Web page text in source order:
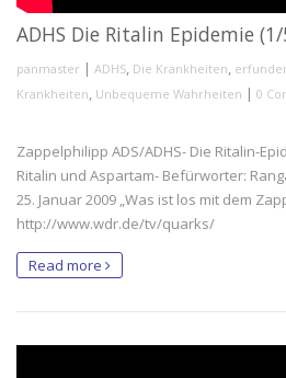
ADHS Die Ritalin Epidemie (1/
panmaster | ADHS, Die Krankheiten,
Krankheiten, Unbequeme Wahrheiten | 0
Zappelphilipp ADS/ADHS- Die Ritalin-
Ritalin und Aspartam- Befürworter:
25. Januar 2009 „Was ist los mit dem
http://www.wdr.de/tv/quarks/
Read more